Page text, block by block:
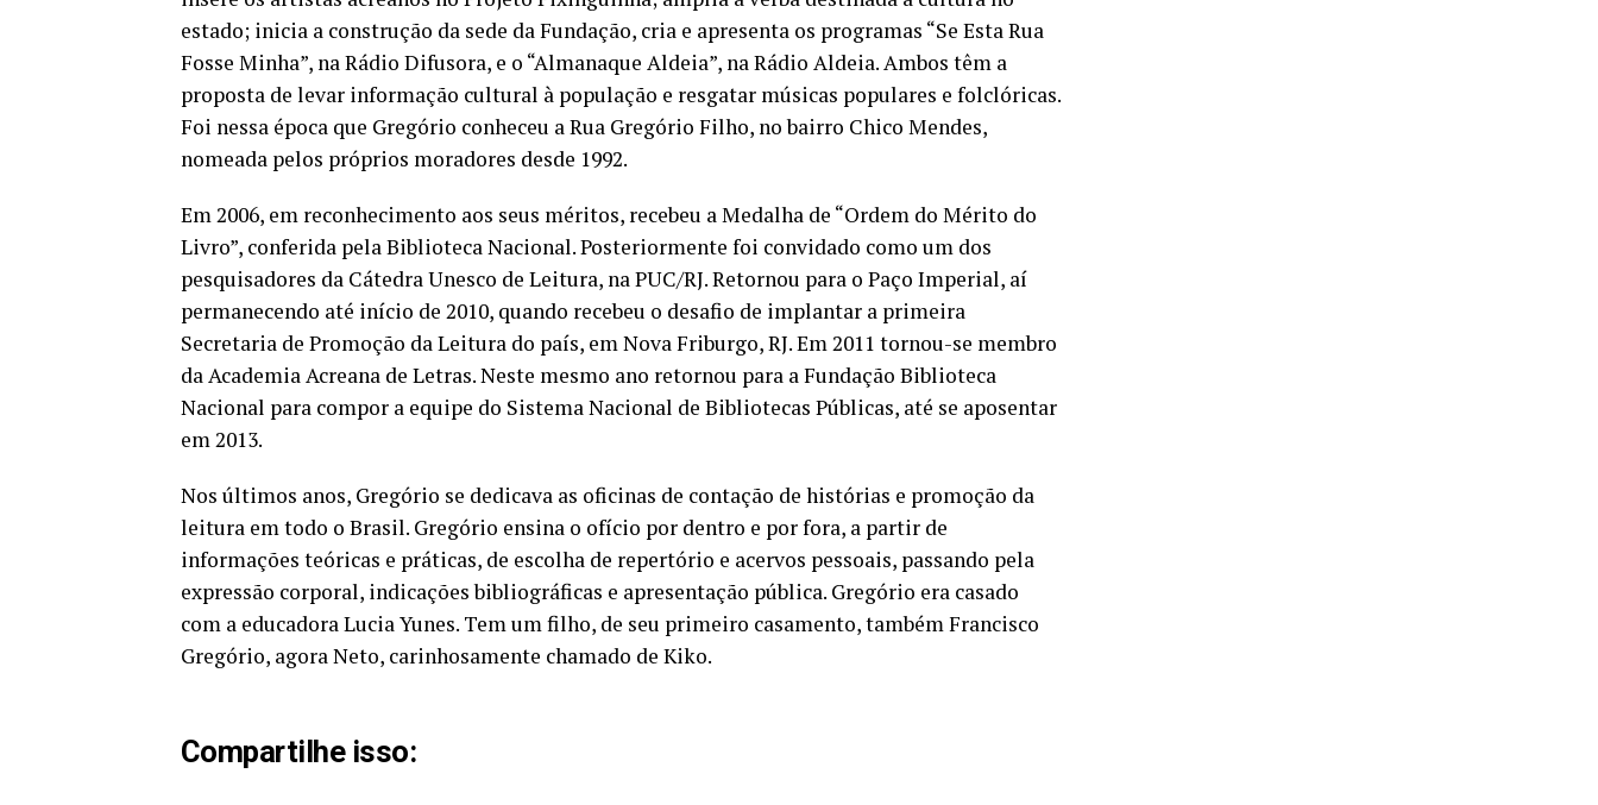
estado; inicia a construção da sede da Fundação, cria e apresenta os programas “Se Esta Rua
Fosse Minha”, na Rádio Difusora, e o “Almanaque Aldeia”, na Rádio Aldeia. Ambos têm a
proposta de levar informação cultural à população e resgatar músicas populares e folclóricas.
Foi nessa época que Gregório conheceu a Rua Gregório Filho, no bairro Chico Mendes,
nomeada pelos próprios moradores desde 1992.
Em 2006, em reconhecimento aos seus méritos, recebeu a Medalha de “Ordem do Mérito do
Livro”, conferida pela Biblioteca Nacional. Posteriormente foi convidado como um dos
pesquisadores da Cátedra Unesco de Leitura, na PUC/RJ. Retornou para o Paço Imperial, aí
permanecendo até início de 2010, quando recebeu o desafio de implantar a primeira
Secretaria de Promoção da Leitura do país, em Nova Friburgo, RJ. Em 2011 tornou-se membro
da Academia Acreana de Letras. Neste mesmo ano retornou para a Fundação Biblioteca
Nacional para compor a equipe do Sistema Nacional de Bibliotecas Públicas, até se aposentar
em 2013.
Nos últimos anos, Gregório se dedicava as oficinas de contação de histórias e promoção da
leitura em todo o Brasil. Gregório ensina o ofício por dentro e por fora, a partir de
informações teóricas e práticas, de escolha de repertório e acervos pessoais, passando pela
expressão corporal, indicações bibliográficas e apresentação pública. Gregório era casado
com a educadora Lucia Yunes. Tem um filho, de seu primeiro casamento, também Francisco
Gregório, agora Neto, carinhosamente chamado de Kiko.
Compartilhe isso: